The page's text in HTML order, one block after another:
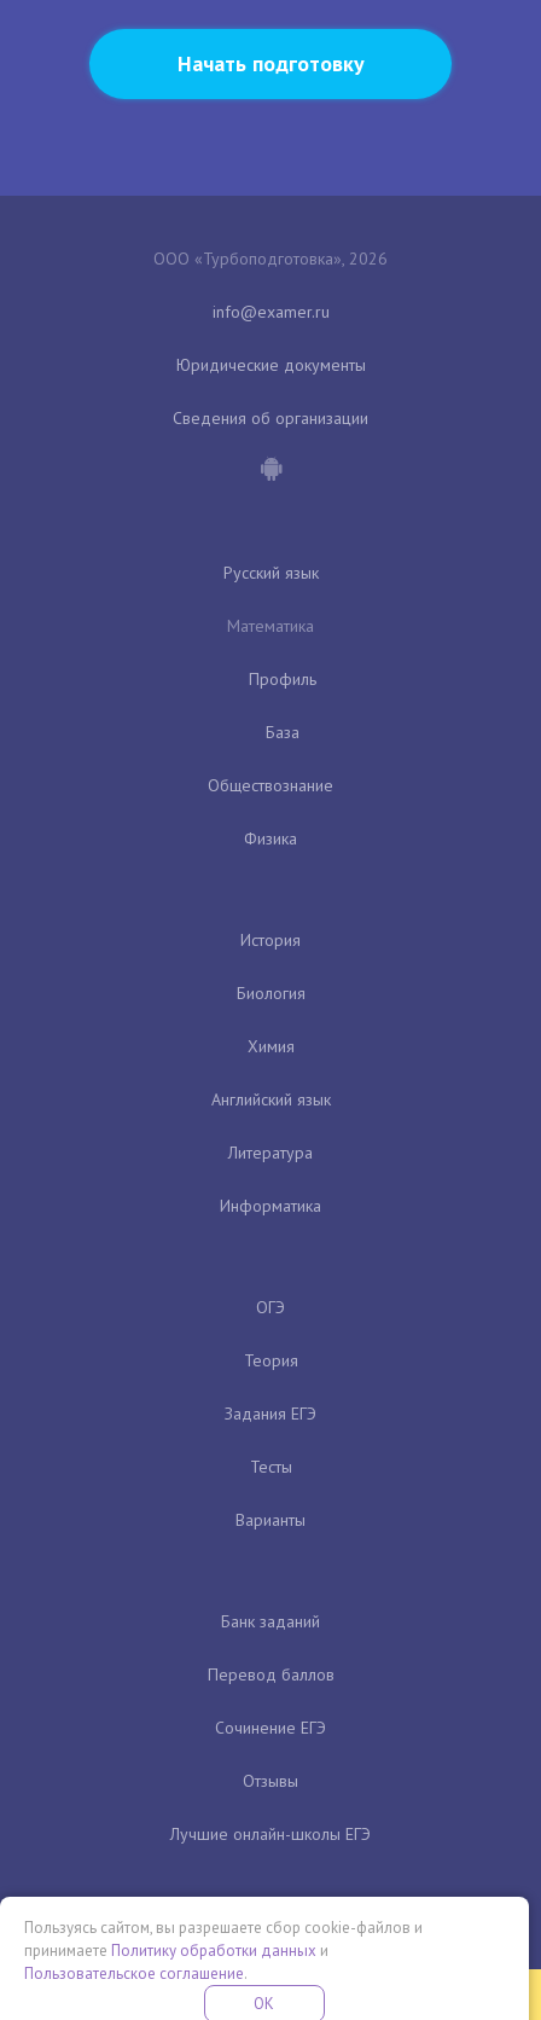
Начать подготовку
ООО «Турбоподготовка», 2026
Юридические документы
Сведения об организации
Русский язык
Математика
Профиль
База
Обществознание
Физика
История
Биология
Химия
Английский язык
Литература
Информатика
ОГЭ
Теория
Задания ЕГЭ
Тесты
Варианты
Банк заданий
Перевод баллов
Сочинение ЕГЭ
Отзывы
Лучшие онлайн-школы ЕГЭ
Бесплатная летняя школа
Пользуясь сайтом, вы разрешаете сбор cookie-файлов и
принимаете Политику обработки данных и
Пользовательское соглашение.
OK